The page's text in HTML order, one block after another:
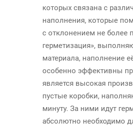
которых связана с
наполнения, которые
с отклонением не
герметизация»,
материала, наполнение
особенно эффективны
является высокая
пустые коробки,
минуту. За ними идут
абсолютно необходимо